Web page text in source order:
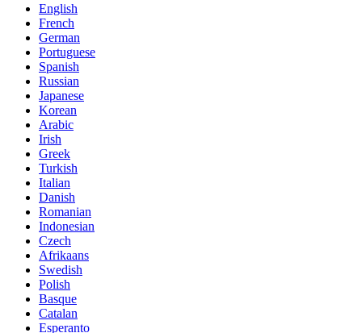
English
French
German
Portuguese
Spanish
Russian
Japanese
Korean
Arabic
Irish
Greek
Turkish
Italian
Danish
Romanian
Indonesian
Czech
Afrikaans
Swedish
Polish
Basque
Catalan
Esperanto